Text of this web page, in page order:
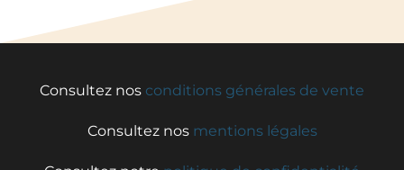
Consultez nos conditions générales de vente
Consultez nos mentions légales